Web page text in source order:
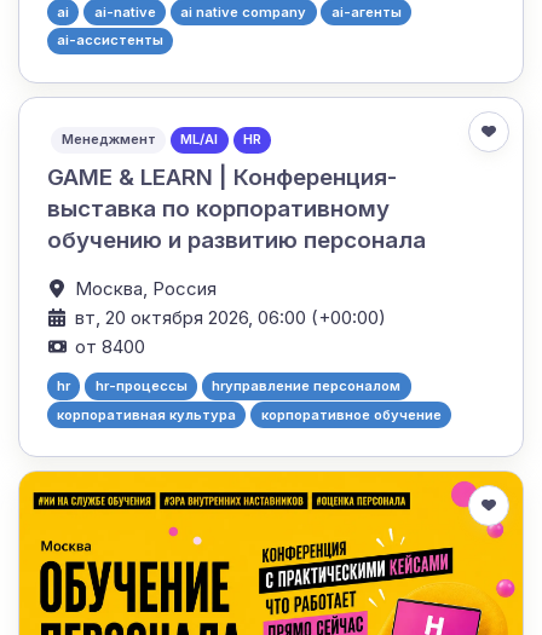
ai ai-native ai native company
ai-агенты
ai-ассистенты
Менеджмент ML/AI HR
GAME & LEARN | Конференция-
выставка по корпоративному
обучению и развитию персонала
Москва, Россия
вт, 20 октября 2026, 06:00 (+00:00)
от 8400
hr hr-процессы
hrуправление персоналом
корпоративная культура
корпоративное обучение